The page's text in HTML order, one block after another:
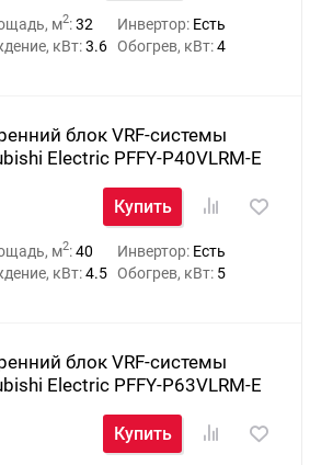
м2:32 Инвертор: Есть
кВт:3.6 Обогрев, кВт:4
блок VRF-системы
Electric PFFY-P40VLRM-E
Купить
м2:40 Инвертор: Есть
кВт:4.5 Обогрев, кВт: 5
блок VRF-системы
Electric PFFY-P63VLRM-E
Купить